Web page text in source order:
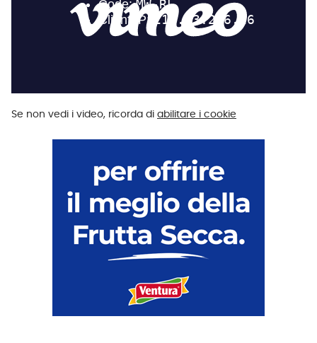
Se non vedi i video, ricorda di abilitare i cookie